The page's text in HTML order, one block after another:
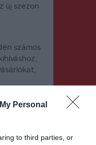
Personal
to third parties, or
új szezon
számos